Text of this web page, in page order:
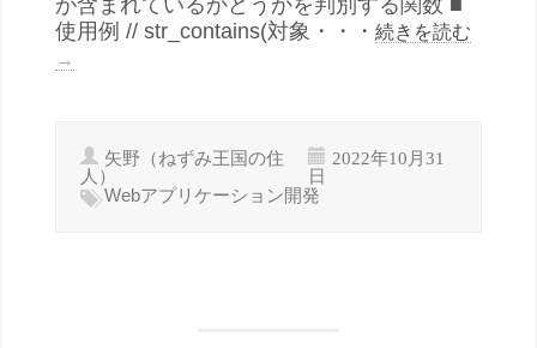
使用例 // str_contains(対象・・・ 続きを読む
→
矢野（ねずみ王国の住
人）
2022年10月31
日
Webアプリケーション開発